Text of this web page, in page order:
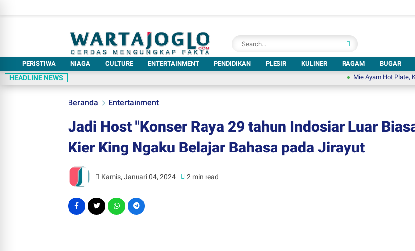
PERISTIWA NIAGA CULTURE ENTERTAINMENT PENDIDIKAN PLESIR KULINER RAGAM BUGAR
HEADLINE NEWS Mie Ayam Hot Plate, Kreasi
Beranda Entertainment
Jadi Host "Konser Raya 29 tahun Indosiar Luar
Kier King Ngaku Belajar Bahasa pada Jirayut
Kamis, Januari 04, 2024 2 min read